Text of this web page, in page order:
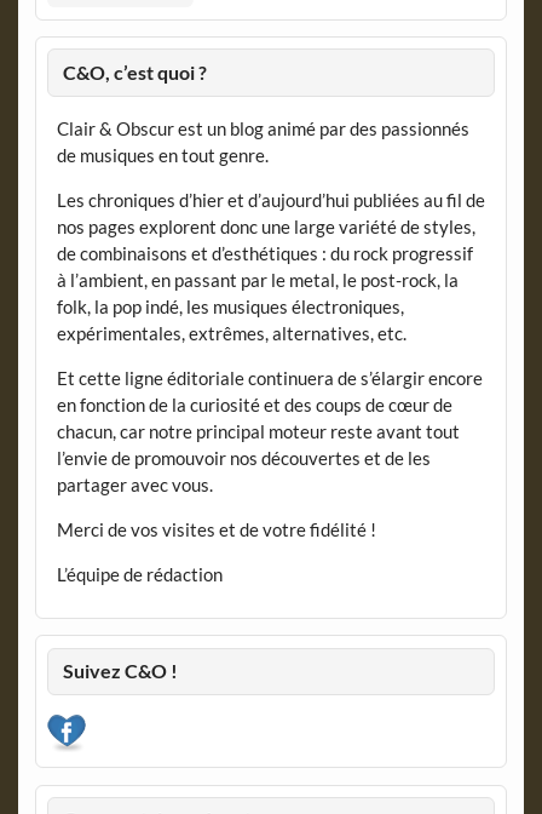
C&O, c’est quoi ?
Clair & Obscur est un blog animé par des passionnés
de musiques en tout genre.
Les chroniques d’hier et d’aujourd’hui publiées au fil de
nos pages explorent donc une large variété de styles,
de combinaisons et d’esthétiques : du rock progressif
à l’ambient, en passant par le metal, le post-rock, la
folk, la pop indé, les musiques électroniques,
expérimentales, extrêmes, alternatives, etc.
Et cette ligne éditoriale continuera de s’élargir encore
en fonction de la curiosité et des coups de cœur de
chacun, car notre principal moteur reste avant tout
l’envie de promouvoir nos découvertes et de les
partager avec vous.
Merci de vos visites et de votre fidélité !
L’équipe de rédaction
Suivez C&O !